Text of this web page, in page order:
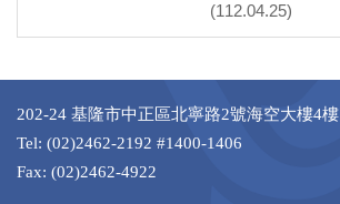
(112.04.25)
202-24 基隆市中正區北寧路2號海空大樓4樓
Tel: (02)2462-2192 #1400-1406
Fax: (02)2462-4922